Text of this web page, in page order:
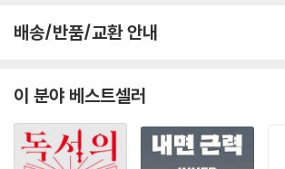
배송/반품/교환 안내
이 분야 베스트셀러